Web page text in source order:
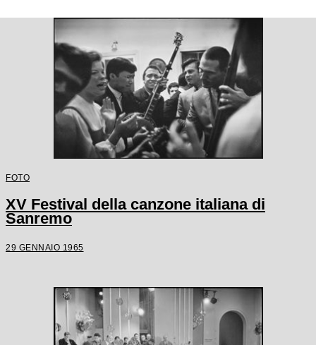
FOTO
XV Festival della canzone italiana di
Sanremo
29 GENNAIO 1965